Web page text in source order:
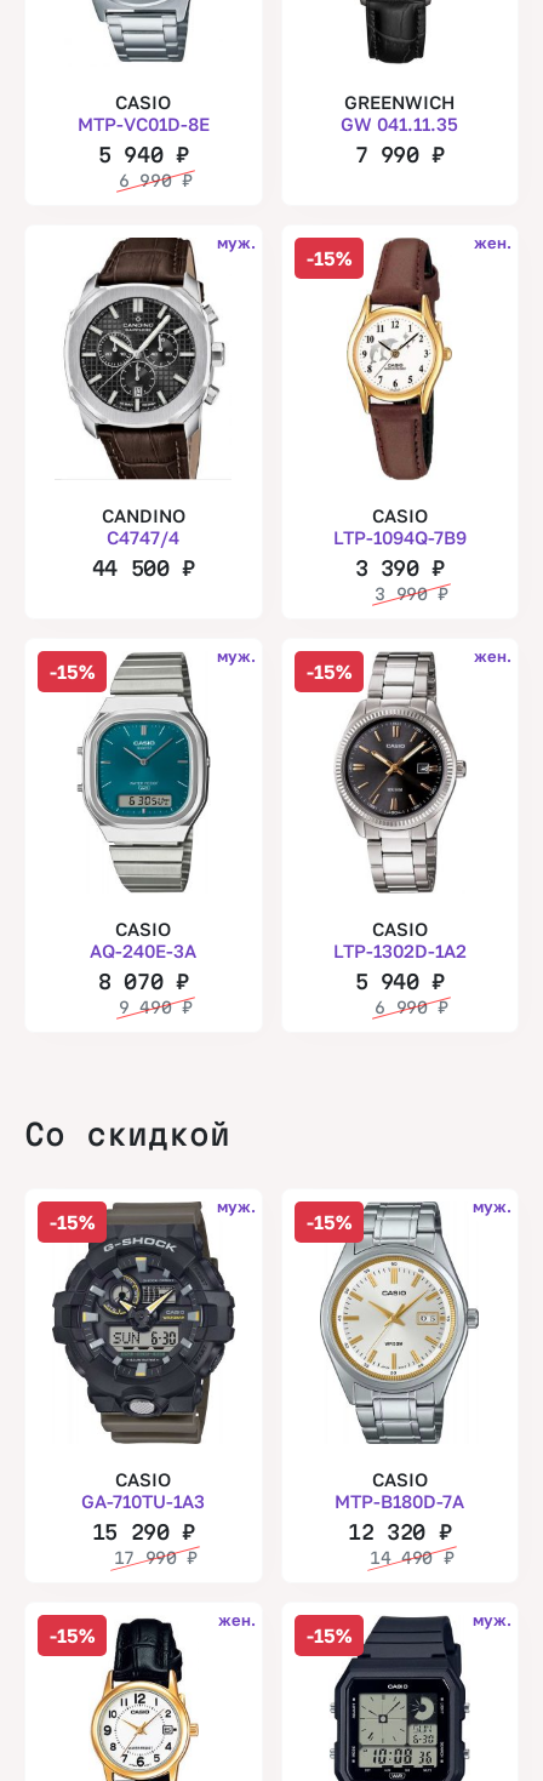
CASIO
MTP-VC01D-8E
5 940 ₽
6 990₽
GREENWICH
GW 041.11.35
7 990₽
муж.
CANDINO
C4747/4
44 500₽
-15%
жен.
CASIO
LTP-1094Q-7B9
3 390₽
3 990₽
-15%
муж.
CASIO
AQ-240E-3A
8 070 ₽
9 490₽
-15%
жен.
CASIO
LTP-1302D-1A2
5 940₽
6 990₽
Со скидкой
-15%
муж.
CASIO
GA-710TU-1A3
15 290₽
17 990₽
-15%
муж.
CASIO
MTP-B180D-7A
12 320 ₽
14 490₽
-15%
жен.
-15%
муж.